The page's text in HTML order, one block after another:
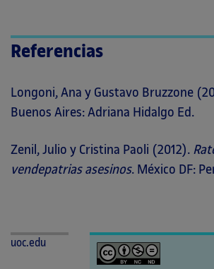
Referencias
Longoni, Ana y Gustavo Bruzzone
Buenos Aires: Adriana Hidalgo Ed.
Zenil, Julio y Cristina Paoli (2012).
vendepatrias asesinos. México DF:
uoc.edu